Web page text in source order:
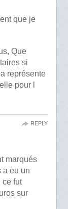
que je
Que
si
représente
pour l
marqués
a eu un
ce fut
sur
REPLY